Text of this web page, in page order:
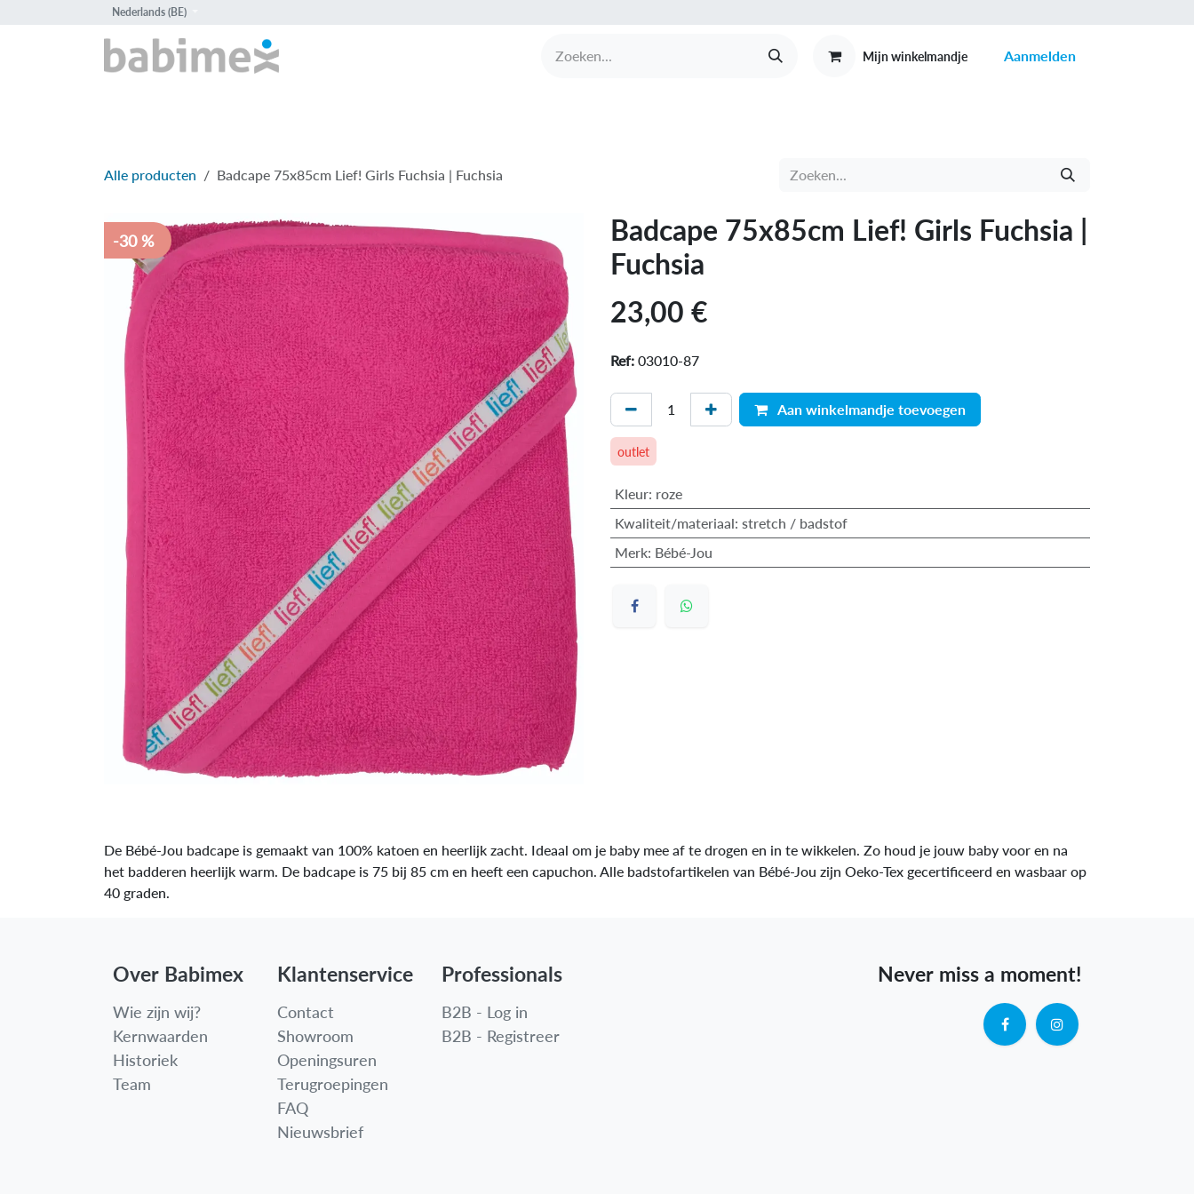
Overslaan naar inhoudNederlands (BE)
Mijn winkelmandje Aanmelden
Alle producten Badcape 75x85cm Lief! Girls Fuchsia | Fuchsia
-30 %
Badcape 75x85cm Lief! Girls Fuchsia |
Fuchsia
23,00 €
Ref: 03010-87
Aan winkelmandje toevoegen
outlet
Kleur: roze
Kwaliteit/materiaal: stretch / badstof
Merk: Bébé-Jou
De Bébé-Jou badcape is gemaakt van 100% katoen en heerlijk zacht. Ideaal om je baby mee af te drogen en in te wikkelen. Zo houd je jouw baby voor en na
het badderen heerlijk warm. De badcape is 75 bij 85 cm en heeft een capuchon. Alle badstofartikelen van Bébé-Jou zijn Oeko-Tex gecertificeerd en wasbaar op
40 graden.
Over Babimex
Wie zijn wij?
Kernwaarden
Historiek
Team
Never miss a moment!
Klantenservice
Contact
Showroom
Openingsuren
Terugroepingen
FAQ
Nieuwsbrief
Professionals
B2B - Log in
B2B - Registreer